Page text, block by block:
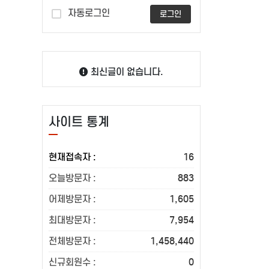
자동로그인 로그인
최신글이 없습니다.
사이트 통계
현재접속자 :
16
오늘방문자 :
883
어제방문자 :
1,605
최대방문자 :
7,954
전체방문자 :
1,458,440
신규회원수 :
0